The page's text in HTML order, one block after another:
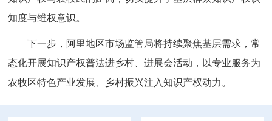
知度与维权意识。
下一步，阿里地区市场监管局将持续聚焦基层需求，常
态化开展知识产权普法进乡村、进展会活动，以专业服务为
农牧区特色产业发展、乡村振兴注入知识产权动力。